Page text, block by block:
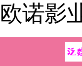
欧诺影